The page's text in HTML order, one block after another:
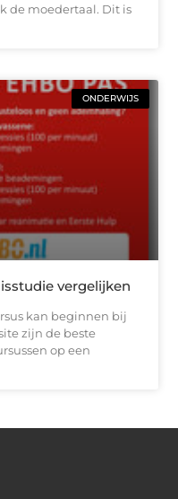
de moedertaal. Dit is
ONDERWIJS
vergelijken
kan beginnen bij
zijn de beste
op een